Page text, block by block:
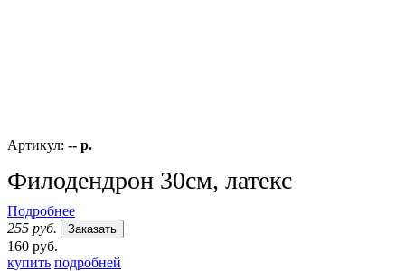
Артикул: -- р.
Филодендрон 30см, латекс
Подробнее
255 руб.
Заказать
160 руб.
купить подробней